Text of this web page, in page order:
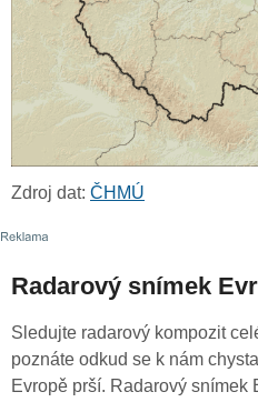
Zdroj dat: ČHMÚ
Radarový snímek
Sledujte radarový kompozit
poznáte odkud se k nám
Evropě prší. Radarový snímek